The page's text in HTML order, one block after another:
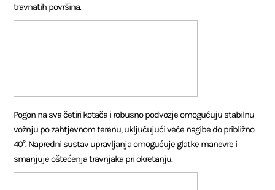
travnatih površina.
Pogon na sva četiri kotača i robusno podvozje omogućuju stabilnu
vožnju po zahtjevnom terenu, uključujući veće nagibe do približno
40°. Napredni sustav upravljanja omogućuje glatke manevre i
smanjuje oštećenja travnjaka pri okretanju.